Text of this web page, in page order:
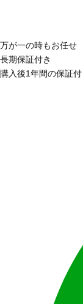
万が一の時もお任せ
長期保証付き
購入後1年間の保証